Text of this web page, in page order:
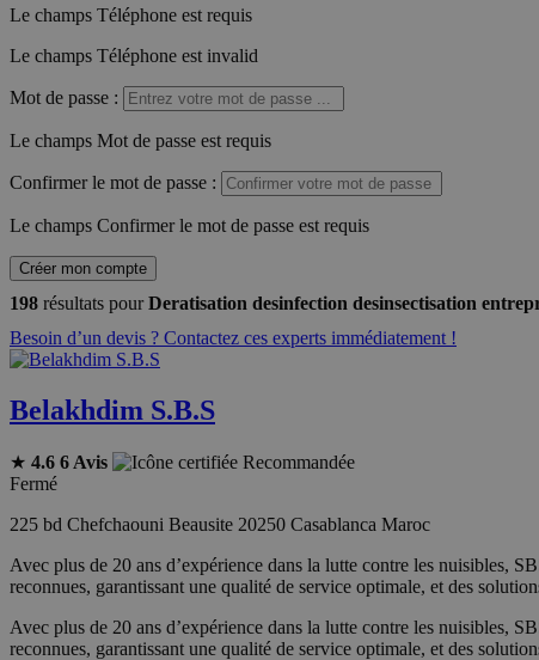
Le champs Téléphone est requis
Le champs Téléphone est invalid
Mot de passe :
Le champs Mot de passe est requis
Confirmer le mot de passe :
Le champs Confirmer le mot de passe est requis
Créer mon compte
198 résultats pourDeratisation desinfection desinsectisation
Besoin d’un devis ? Contactez ces experts immédiatement !
Belakhdim S.B.S
★ 4.6 6 Avis
Recommandée
Fermé
225 bd Chefchaouni Beausite 20250 Casablanca Maroc
Avec plus de 20 ans d’expérience dans la lutte contre les nuisibles,
reconnues, garantissant une qualité de service optimale, et des
Avec plus de 20 ans d’expérience dans la lutte contre les nuisibles,
reconnues, garantissant une qualité de service optimale, et des